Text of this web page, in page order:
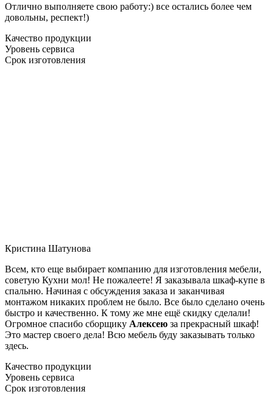
Отлично выполняете свою работу:) все остались более чем
довольны, респект!)
Качество продукции
Уровень сервиса
Срок изготовления
Кристина Шатунова
Всем, кто еще выбирает компанию для изготовления мебели,
советую Кухни мол! Не пожалеете! Я заказывала шкаф-купе в
спальню. Начиная с обсуждения заказа и заканчивая
монтажом никаких проблем не было. Все было сделано очень
быстро и качественно. К тому же мне ещё скидку сделали!
Огромное спасибо сборщику Алексею за прекрасный шкаф!
Это мастер своего дела! Всю мебель буду заказывать только
здесь.
Качество продукции
Уровень сервиса
Срок изготовления